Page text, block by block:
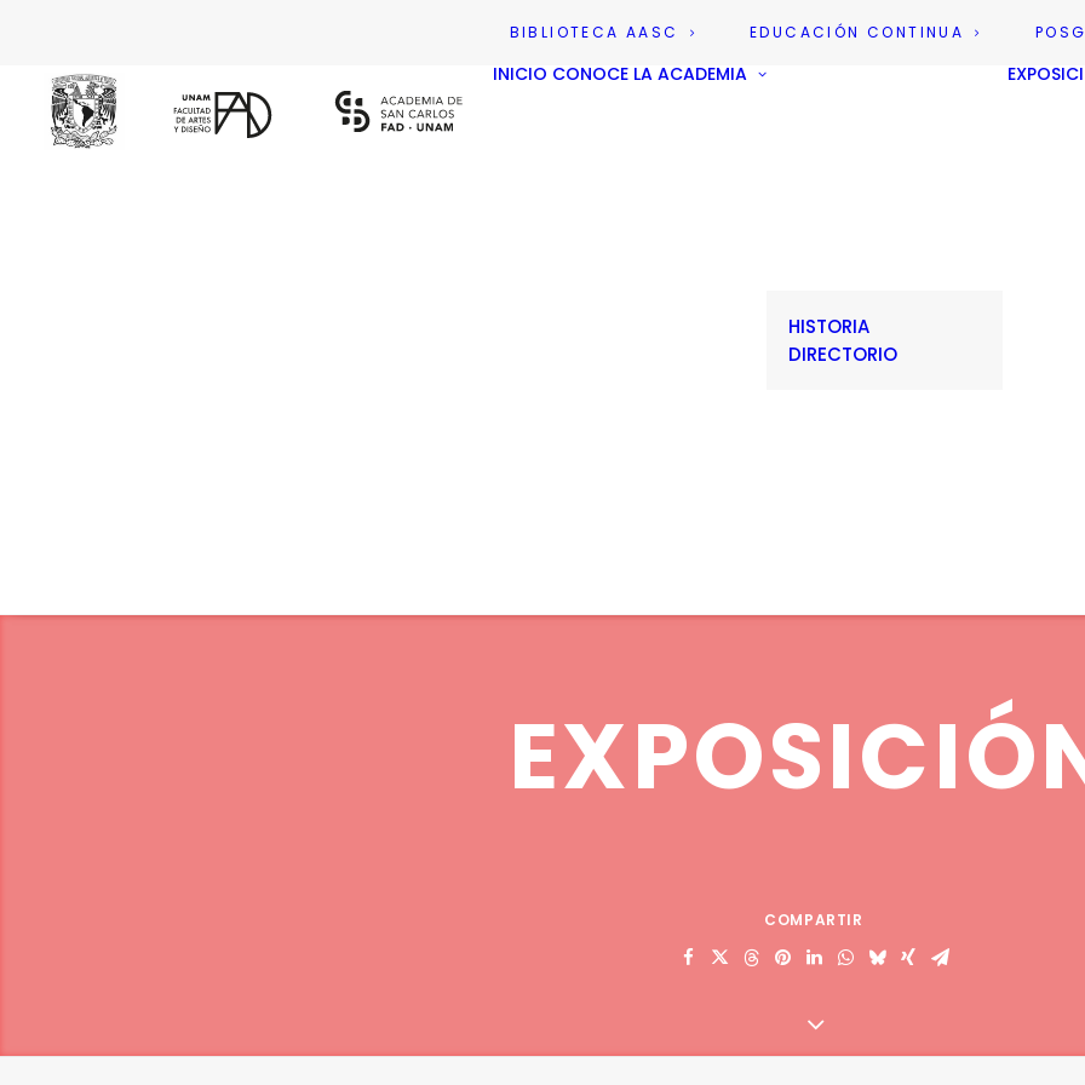
BIBLIOTECA AASC EDUCACIÓN CONTINUA
INICIO CONOCE LA ACADEMIA
HISTORIA
DIRECTORIO
COMPARTIR